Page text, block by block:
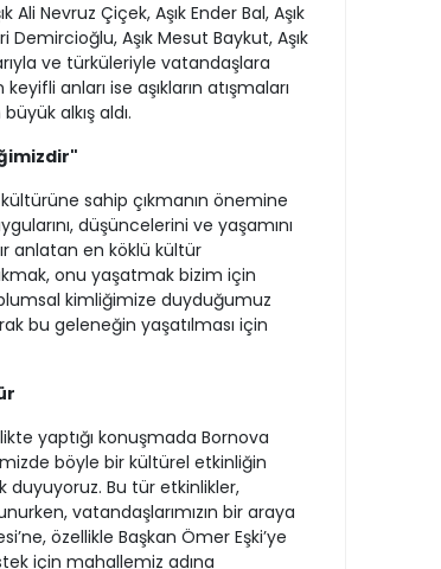
Ali Nevruz Çiçek, Aşık Ender Bal, Aşık
Demircioğlu, Aşık Mesut Baykut, Aşık
ve türküleriyle vatandaşlara
anları ise aşıkların atışmaları
alkış aldı.
kültürüne sahip çıkmanın önemine
düşüncelerini ve yaşamını
anlatan en köklü kültür
onu yaşatmak bizim için
kimliğimize duyduğumuz
bu geleneğin yaşatılması için
yaptığı konuşmada Bornova
böyle bir kültürel etkinliğin
Bu tür etkinlikler,
vatandaşlarımızın bir araya
özellikle Başkan Ömer Eşki’ye
için mahallemiz adına